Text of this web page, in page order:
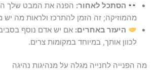
הסתכל לאחור: הפנה את המבט שלך
מהמוזיקה; זה הזמן להתרכז ולראות מה יש
היעזר באחרים: אם יש אדם נוסף
לכוון אותך, במיוחד במקומות צרים.
מה הפנייה לחנייה מגלה על מנהיגות נהיגה